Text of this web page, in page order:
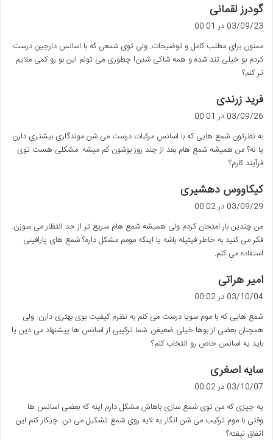
گودرز لقمانی
ف
:
03/09/23 در 00:01
ممنون برای مطلب کامل و توضیحات. ولی توی شمعی که با اسانس دارچین درست
کردم بو خیلی تند شده و همه شاکی شدن! چطوری می تونم این بو رو کمی ملایم
تر کنم؟
فرید زرندی
ف
:
03/09/26 در 00:01
به نظرتون شمع هایی که با اسانس مرکبات درست می شن موندگاری بیشتری دارن
یا نه؟ من همیشه شمع هام بعد از چند روز بوشون کم میشه. مشکلی هست توی
فرآیند کارم؟
کیکاووس دهشیری
:
03/09/29 در 00:02
من چندین بار امتحان کردم ولی همیشه شمع هام سریع تر از حد انتظار می سوزن.
فکر می کنید به خاطر فیتیله باشه یا اینکه مومم مشکل داره؟ شمع های پارافینی
استفاده می کنم.
امیر هراتی
ف
ت
:
03/10/04 در 00:02
شمع هایی که با موم سویا درست می کنم به نظرم کیفیت بوی بهتری دارن. ولی
همچنان بعضی از بوها خیلی ضعیفن. شما ترکیبی از اسانس ها پیشنهاد می دین یا
باید یه اسانس خاص رو انتخاب کنم؟
سایه اصغری
ف
:
03/10/07 در 00:02
یه چیزی که من توی شمع سازی باهاش مشکل دارم اینه که بعضی اسانس ها
وقتی با موم ترکیب می شن انگار یه لایه روی شمع تشکیل می دن. چیکار کنم این
اتفاق نیفته؟